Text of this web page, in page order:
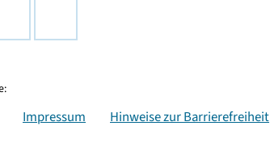
Impressum Hinweise zur Barrierefreiheit